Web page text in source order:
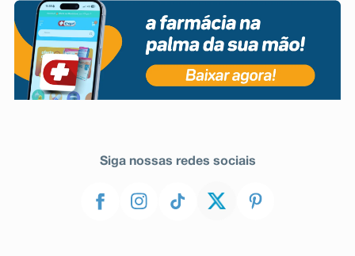
Siga nossas redes sociais